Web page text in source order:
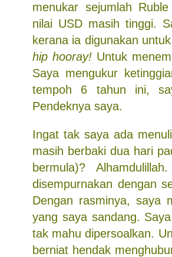
menukar sejumlah
nilai USD masih tinggi.
kerana ia digunakan
hip hooray! Untuk
Saya mengukur
tempoh 6 tahun ini,
Pendeknya saya.
Ingat tak saya ada
masih berbaki dua hari
bermula)?
disempurnakan dengan
Dengan rasminya, saya
yang saya sandang.
tak mahu dipersoalkan.
berniat hendak